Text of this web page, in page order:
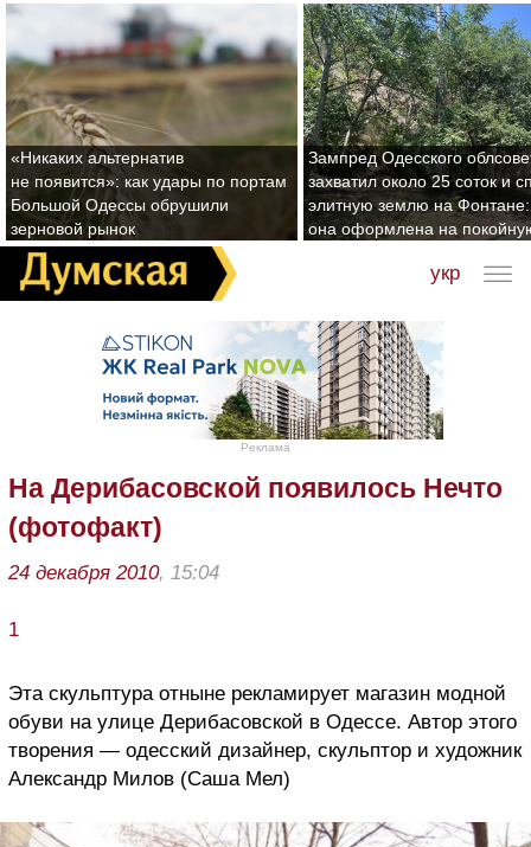
«Никаких альтернатив
не появится»: как удары по портам
Большой Одессы обрушили
зерновой рынок
Зампред Одесского
захватил около 25 соток и
элитную землю на Фонтане:
она оформлена на
укр
Реклама
На Дерибасовской появилось Нечто
(фотофакт)
24 декабря 2010, 15:04
1
Эта скульптура отныне рекламирует магазин модной
обуви на улице Дерибасовской в Одессе. Автор этого
творения — одесский дизайнер, скульптор и художник
Александр Милов (Саша Мел)